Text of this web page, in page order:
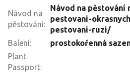
Návod na
pěstování:
Návod na pěstování
pestovani-
pestovani-ruzi/
Balení:
prostokořenná
Plant
Passport: